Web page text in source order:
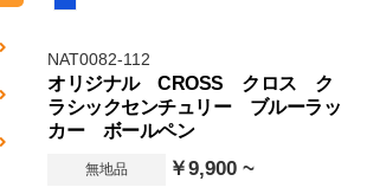
NAT0082-112
オリジナル CROSS クロス ク
ラシックセンチュリー ブルーラッ
カー ボールペン
無地品 ￥9,900 ~